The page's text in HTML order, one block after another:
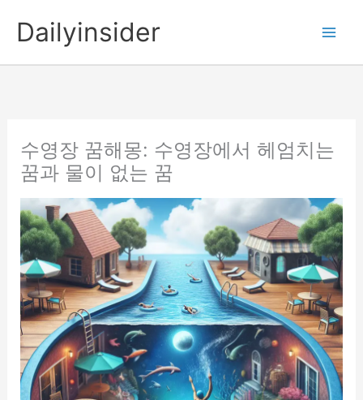
Dailyinsider
수영장 꿈해몽: 수영장에서 헤엄치는
꿈과 물이 없는 꿈